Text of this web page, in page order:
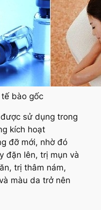
bào gốc
sử dụng trong
kích hoạt
đỡ mới, nhờ đó
đặn lên, trị mụn và
trị thâm nám,
màu da trở nên